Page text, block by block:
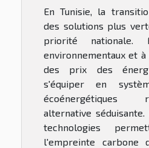
En Tunisie, la
des solutions plus
priorité nationale.
environnementaux et
des prix des
s'équiper en
écoénergétiques
alternative
technologies
l'empreinte carbone